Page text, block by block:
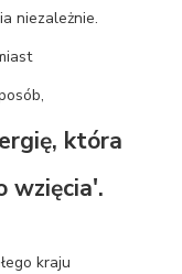
niezależnie.
która
wzięcia'.
kraju